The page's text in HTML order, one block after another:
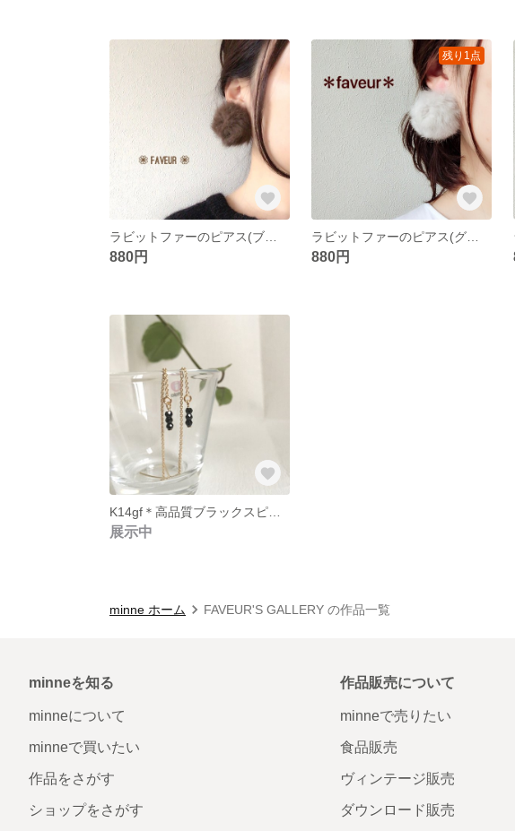
880円
残り1点
ラビットファーのピアス(グレー)
880円
展示中
minne ホーム FAVEUR'S GALLERY の作品一覧
minneを知る
minneについて
minneで買いたい
作品をさがす
ショップをさがす
作品販売について
minneで売りたい
食品販売
ヴィンテージ販売
ダウンロード販売